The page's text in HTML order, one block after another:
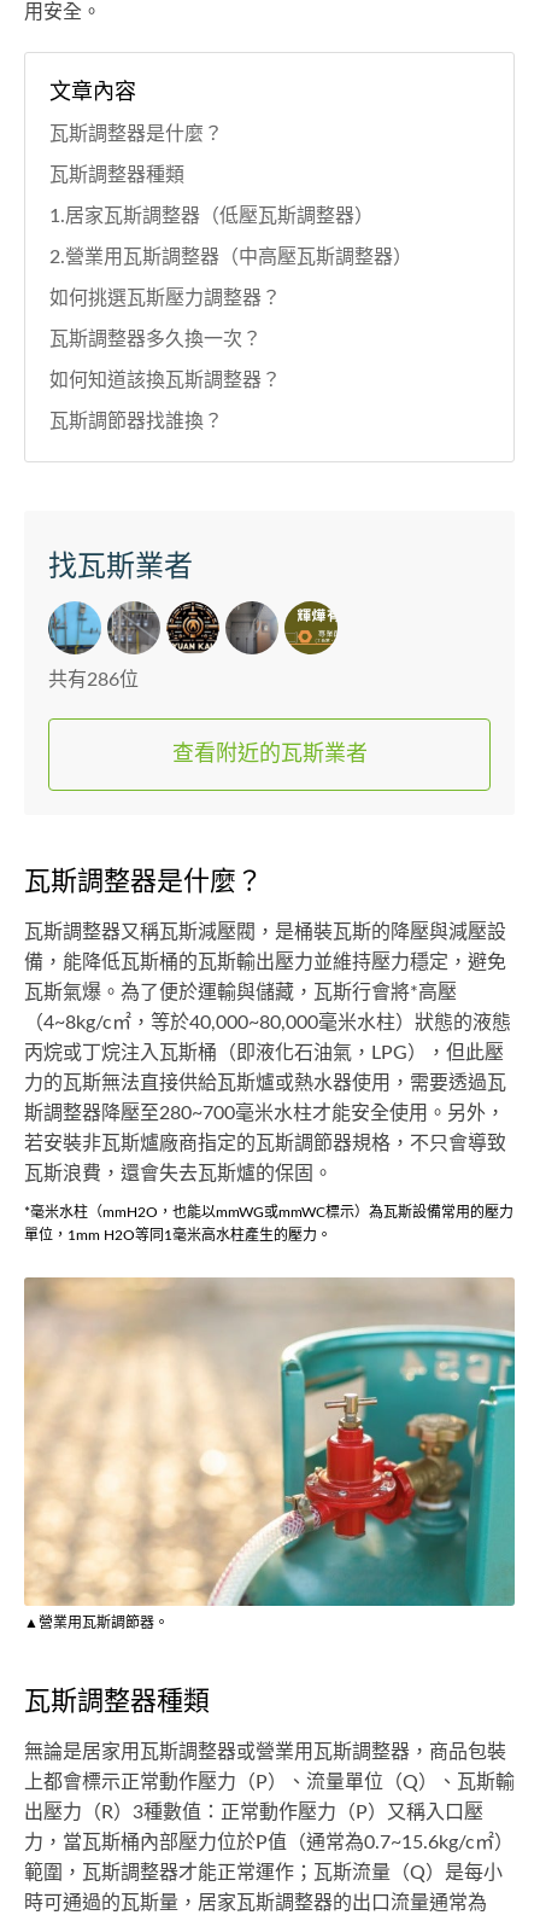
用安全。
文章內容
瓦斯調整器是什麼？
瓦斯調整器種類
1.居家瓦斯調整器（低壓瓦斯調整器）
2.營業用瓦斯調整器（中高壓瓦斯調整器）
如何挑選瓦斯壓力調整器？
瓦斯調整器多久換一次？
如何知道該換瓦斯調整器？
瓦斯調節器找誰換？
找瓦斯業者
共有286位
查看附近的瓦斯業者
瓦斯調整器是什麼？
瓦斯調整器又稱瓦斯減壓閥，是桶裝瓦斯的降壓與減壓設
備，能降低瓦斯桶的瓦斯輸出壓力並維持壓力穩定，避免
瓦斯氣爆。為了便於運輸與儲藏，瓦斯行會將*高壓
（4~8kg/c㎡，等於40,000~80,000毫米水柱）狀態的液態
丙烷或丁烷注入瓦斯桶（即液化石油氣，LPG），但此壓
力的瓦斯無法直接供給瓦斯爐或熱水器使用，需要透過瓦
斯調整器降壓至280~700毫米水柱才能安全使用。另外，
若安裝非瓦斯爐廠商指定的瓦斯調節器規格，不只會導致
瓦斯浪費，還會失去瓦斯爐的保固。
*毫米水柱（mmH2O，也能以mmWG或mmWC標示）為瓦斯設備常用的壓力
單位，1mm H2O等同1毫米高水柱產生的壓力。
▲營業用瓦斯調節器。
瓦斯調整器種類
無論是居家用瓦斯調整器或營業用瓦斯調整器，商品包裝
上都會標示正常動作壓力（P）、流量單位（Q）、瓦斯輸
出壓力（R）3種數值：正常動作壓力（P）又稱入口壓
力，當瓦斯桶內部壓力位於P值（通常為0.7~15.6kg/c㎡）
範圍，瓦斯調整器才能正常運作；瓦斯流量（Q）是每小
時可通過的瓦斯量，居家瓦斯調整器的出口流量通常為